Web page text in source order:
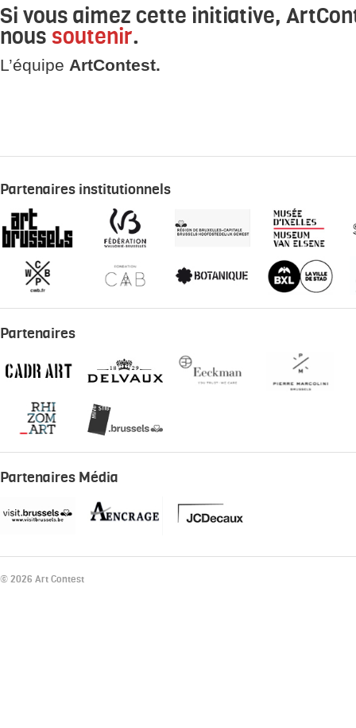
Si vous aimez cette initiative,
nous soutenir.
L’équipe ArtContest.
Partenaires institutionnels
Partenaires
Partenaires Média
© 2026 Art Contest